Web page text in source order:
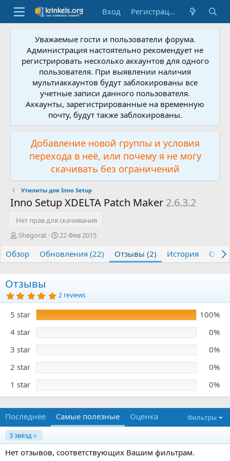
Вход Регистрация
Уважаемые гости и пользователи форума.
Администрация настоятельно рекомендует не
регистрировать несколько аккаунтов для одного
пользователя. При выявлении наличия
мультиаккаунтов будут заблокированы все
учетные записи данного пользователя.
Аккаунты, зарегистрированные на временную
почту, будут также заблокированы.
Добавление новой группы и условия
перехода в неё, или почему я не могу
скачивать без ограничений
Утилиты для Inno Setup
Inno Setup XDELTA Patch Maker 2.6.3.2
Нет прав для скачивания
А
т
о
р
Shegorat
Д
т
а
с
д
а
н
и
я
22 Фев 2015
Обзор Обновления (22) Отзывы (2) История
Отзывы
5
.
0
0
з
ё
з
2 reviews
5 star
100%
4 star
0%
3 star
0%
2 star
0%
1 star
0%
Последнее Самые полезные Оценка
Фильтры
3 звёзд
Нет отзывов, соответствующих Вашим фильтрам.